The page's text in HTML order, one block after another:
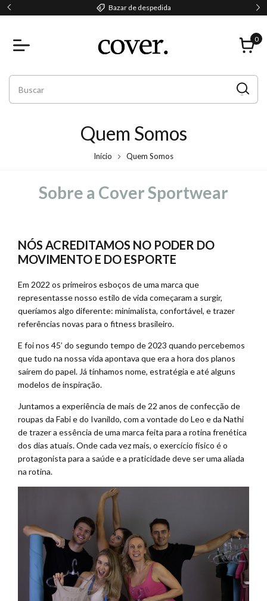
Bazar de despedida
0
Quem Somos
Início Quem Somos
Sobre a Cover Sportwear
NÓS ACREDITAMOS NO PODER DO
MOVIMENTO E DO ESPORTE
Em 2022 os primeiros esboços de uma marca que
representasse nosso estilo de vida começaram a surgir,
queríamos algo diferente: minimalista, confortável, e trazer
referências novas para o fitness brasileiro.
E foi nos 45’ do segundo tempo de 2023 quando percebemos
que tudo na nossa vida apontava que era a hora dos planos
saírem do papel. Já tínhamos nome, estratégia e até alguns
modelos de inspiração.
Juntamos a experiência de mais de 22 anos de confecção de
roupas da Fabi e do Ivanildo, com a vontade do Leo e da Nathi
de trazer a essência de uma marca feita para a rotina frenética
dos dias atuais. Onde cada vez mais, o exercício físico é o
protagonista para a saúde e a praticidade deve ser uma aliada
na rotina.